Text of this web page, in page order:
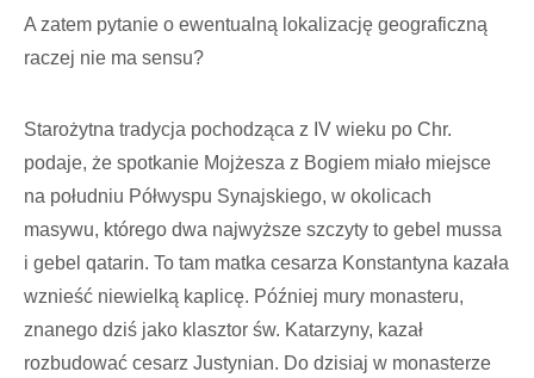
A zatem pytanie o ewentualną lokalizację geograficzną
raczej nie ma sensu?
Starożytna tradycja pochodząca z IV wieku po Chr.
podaje, że spotkanie Mojżesza z Bogiem miało miejsce
na południu Półwyspu Synajskiego, w okolicach
masywu, którego dwa najwyższe szczyty to gebel mussa
i gebel qatarin. To tam matka cesarza Konstantyna kazała
wznieść niewielką kaplicę. Później mury monasteru,
znanego dziś jako klasztor św. Katarzyny, kazał
rozbudować cesarz Justynian. Do dzisiaj w monasterze